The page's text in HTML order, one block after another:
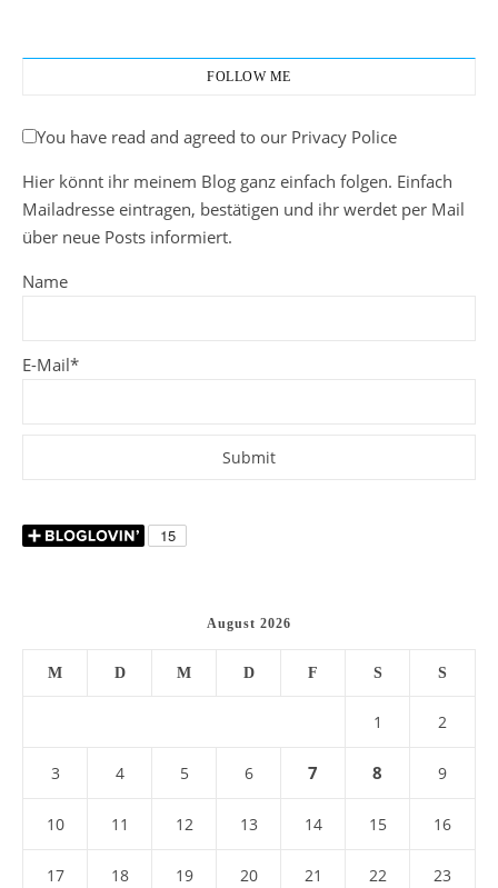
FOLLOW ME
You have read and agreed to our Privacy Police
Hier könnt ihr meinem Blog ganz einfach folgen. Einfach
Mailadresse eintragen, bestätigen und ihr werdet per Mail
über neue Posts informiert.
Name
E-Mail*
August 2026
M D M D F S S
1 2
3 4 5 6 7 8 9
10 11 12 13 14 15 16
17 18 19 20 21 22 23